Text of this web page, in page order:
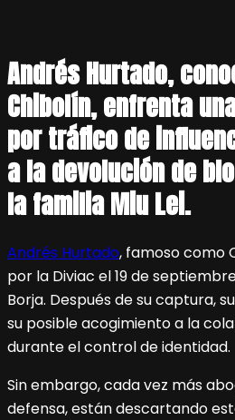
Andrés Hurtado,
Chibolín, enfrenta
por tráfico de
a la devolución de
la familia Miu Lei.
Andrés Hurtado, famoso como
por la Diviac el 19 de
Borja. Después de su captura,
su posible acogimiento a la
durante el control de identidad.
Sin embargo, cada vez más
defensa, están descartando